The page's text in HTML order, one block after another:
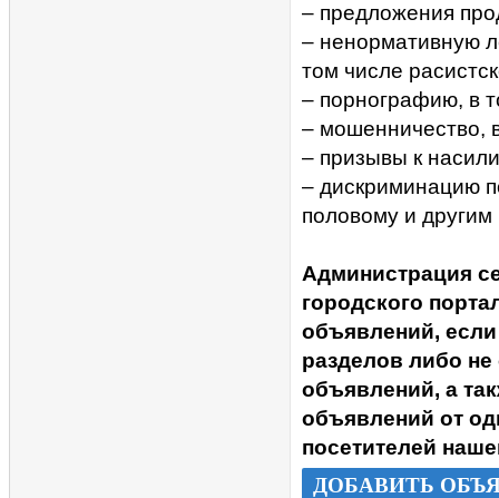
– предложения
– ненормативную
том числе
– порнографию, в
– мошенничество,
– призывы к
– дискриминацию
половому и другим
Администрация
городского
объявлений,
разделов либо
объявлений, а
объявлений от
посетителей
ДОБАВИТЬ